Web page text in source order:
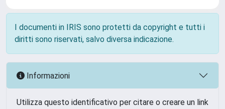
I documenti in IRIS sono protetti da copyright e tutti i
diritti sono riservati, salvo diversa indicazione.
Informazioni
Utilizza questo identificativo per citare o creare un link